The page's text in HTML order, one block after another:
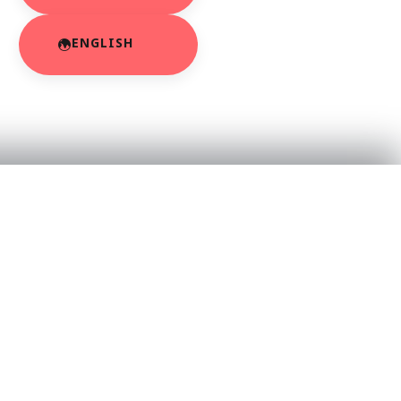
ENGLISH